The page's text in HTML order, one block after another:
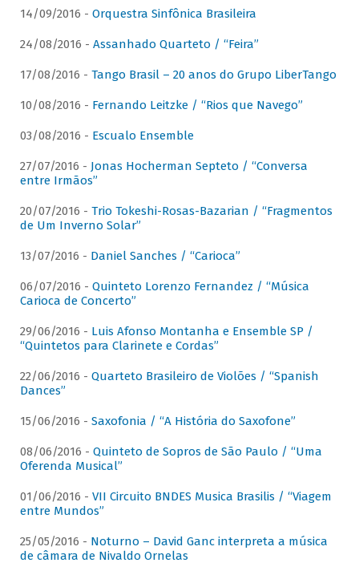
14/09/2016 - Orquestra Sinfônica Brasileira
24/08/2016 - Assanhado Quarteto / “Feira”
17/08/2016 - Tango Brasil – 20 anos do Grupo LiberTango
10/08/2016 - Fernando Leitzke / “Rios que Navego”
03/08/2016 - Escualo Ensemble
27/07/2016 - Jonas Hocherman Septeto / “Conversa
entre Irmãos”
20/07/2016 - Trio Tokeshi-Rosas-Bazarian / “Fragmentos
de Um Inverno Solar”
13/07/2016 - Daniel Sanches / “Carioca”
06/07/2016 - Quinteto Lorenzo Fernandez / “Música
Carioca de Concerto”
29/06/2016 - Luis Afonso Montanha e Ensemble SP /
“Quintetos para Clarinete e Cordas”
22/06/2016 - Quarteto Brasileiro de Violões / “Spanish
Dances”
15/06/2016 - Saxofonia / “A História do Saxofone”
08/06/2016 - Quinteto de Sopros de São Paulo / “Uma
Oferenda Musical”
01/06/2016 - VII Circuito BNDES Musica Brasilis / “Viagem
entre Mundos”
25/05/2016 - Noturno – David Ganc interpreta a música
de câmara de Nivaldo Ornelas